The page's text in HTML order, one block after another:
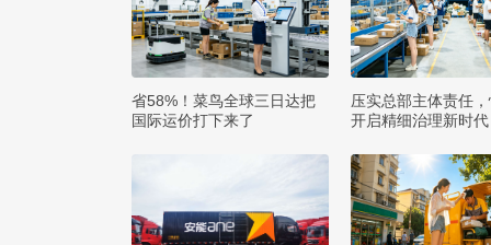
省58%！菜鸟全球三日达把
国际运价打下来了
压实总部主体责任
开启精细治理新时代